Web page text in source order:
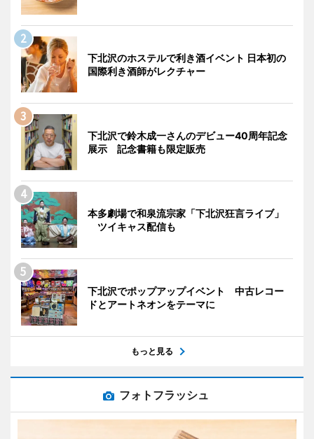
下北沢のホステルで利き酒イベント 日本初の
国際利き酒師がレクチャー
下北沢で鈴木成一さんのデビュー40周年記念
展示 記念書籍も限定販売
本多劇場で和泉流宗家「下北沢狂言ライブ」
ツイキャス配信も
下北沢でポップアップイベント 中古レコー
ドとアートネオンをテーマに
もっと見る
フォトフラッシュ